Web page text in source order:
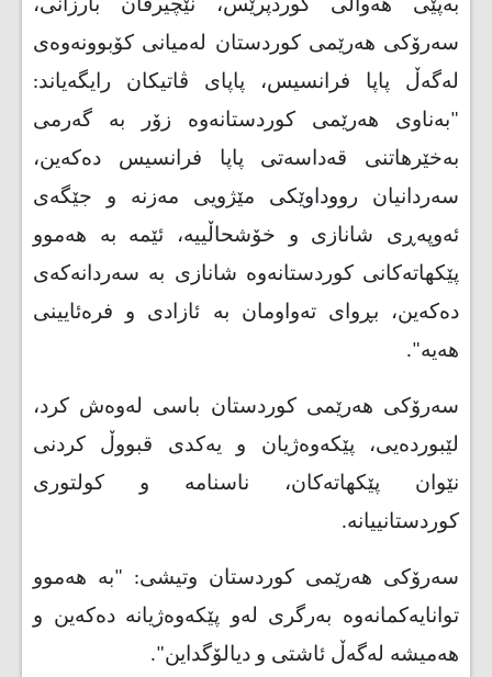
بەپێی هەواڵی کوردپرێس، نێچیرڤان بارزانی،
سەرۆکی هەرێمی کوردستان لەمیانی کۆبوونەوەی
لەگەڵ پاپا فرانسیس، پاپای ڤاتیکان رایگەیاند:
"بەناوی هەرێمی کوردستانەوە زۆر بە گەرمی
بەخێرهاتنی قەداسەتی پاپا فرانسیس دەکەین،
سەردانیان رووداوێکی مێژویی مەزنە و جێگەی
ئەوپەڕی شانازی و خۆشحاڵییە، ئێمە بە هەموو
پێکهاتەکانی کوردستانەوە شانازی بە سەردانەکەی
دەکەین، بڕوای تەواومان بە ئازادی و فرەئایینی
هەیە".
سەرۆکی هەرێمی کوردستان باسی لەوەش کرد،
لێبوردەیی، پێکەوەژیان و یەکدی قبووڵ کردنی
نێوان پێکهاتەکان، ناسنامە و کولتوری
کوردستانییانە.
سەرۆکی هەرێمی کوردستان وتیشی: "بە هەموو
توانایەکمانەوە بەرگری لەو پێکەوەژیانە دەکەین و
هەمیشە لەگەڵ ئاشتی و دیالۆگداین".